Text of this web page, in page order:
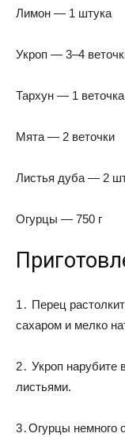
Лимон — 1 штука
Укроп — 3–4
Тархун — 1 веточка
Мята — 2 веточки
Листья дуба — 2
Огурцы — 750 г
1․ Перец
сахаром и мелко
2․ Укроп нарубите
листьями.
3․Огурцы немного